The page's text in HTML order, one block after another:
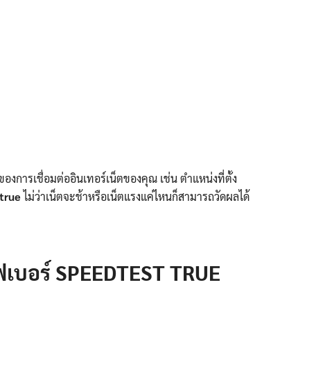
งการเชื่อมต่ออินเทอร์เน็ตของคุณ เช่น ตำแหน่งที่ตั้ง
trueไม่ว่าเน็ตจะช้าหรือเน็ตแรงแค่ไหนก็สามารถวัดผลได้
อร์ SPEEDTEST TRUE